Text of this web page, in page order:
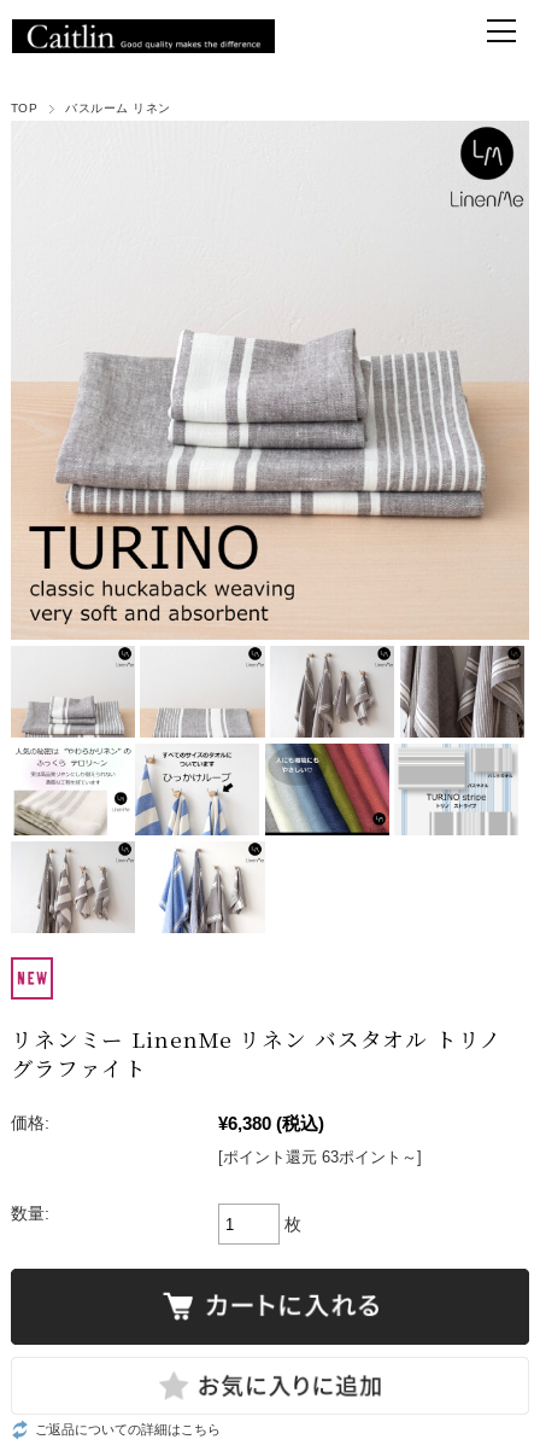
TOP バスルーム リネン
リネンミー LinenMe リネン バスタオル トリノ
グラファイト
価格: ¥6,380 (税込)
[ポイント還元 63ポイント～]
数量:
枚
ご返品についての詳細はこちら